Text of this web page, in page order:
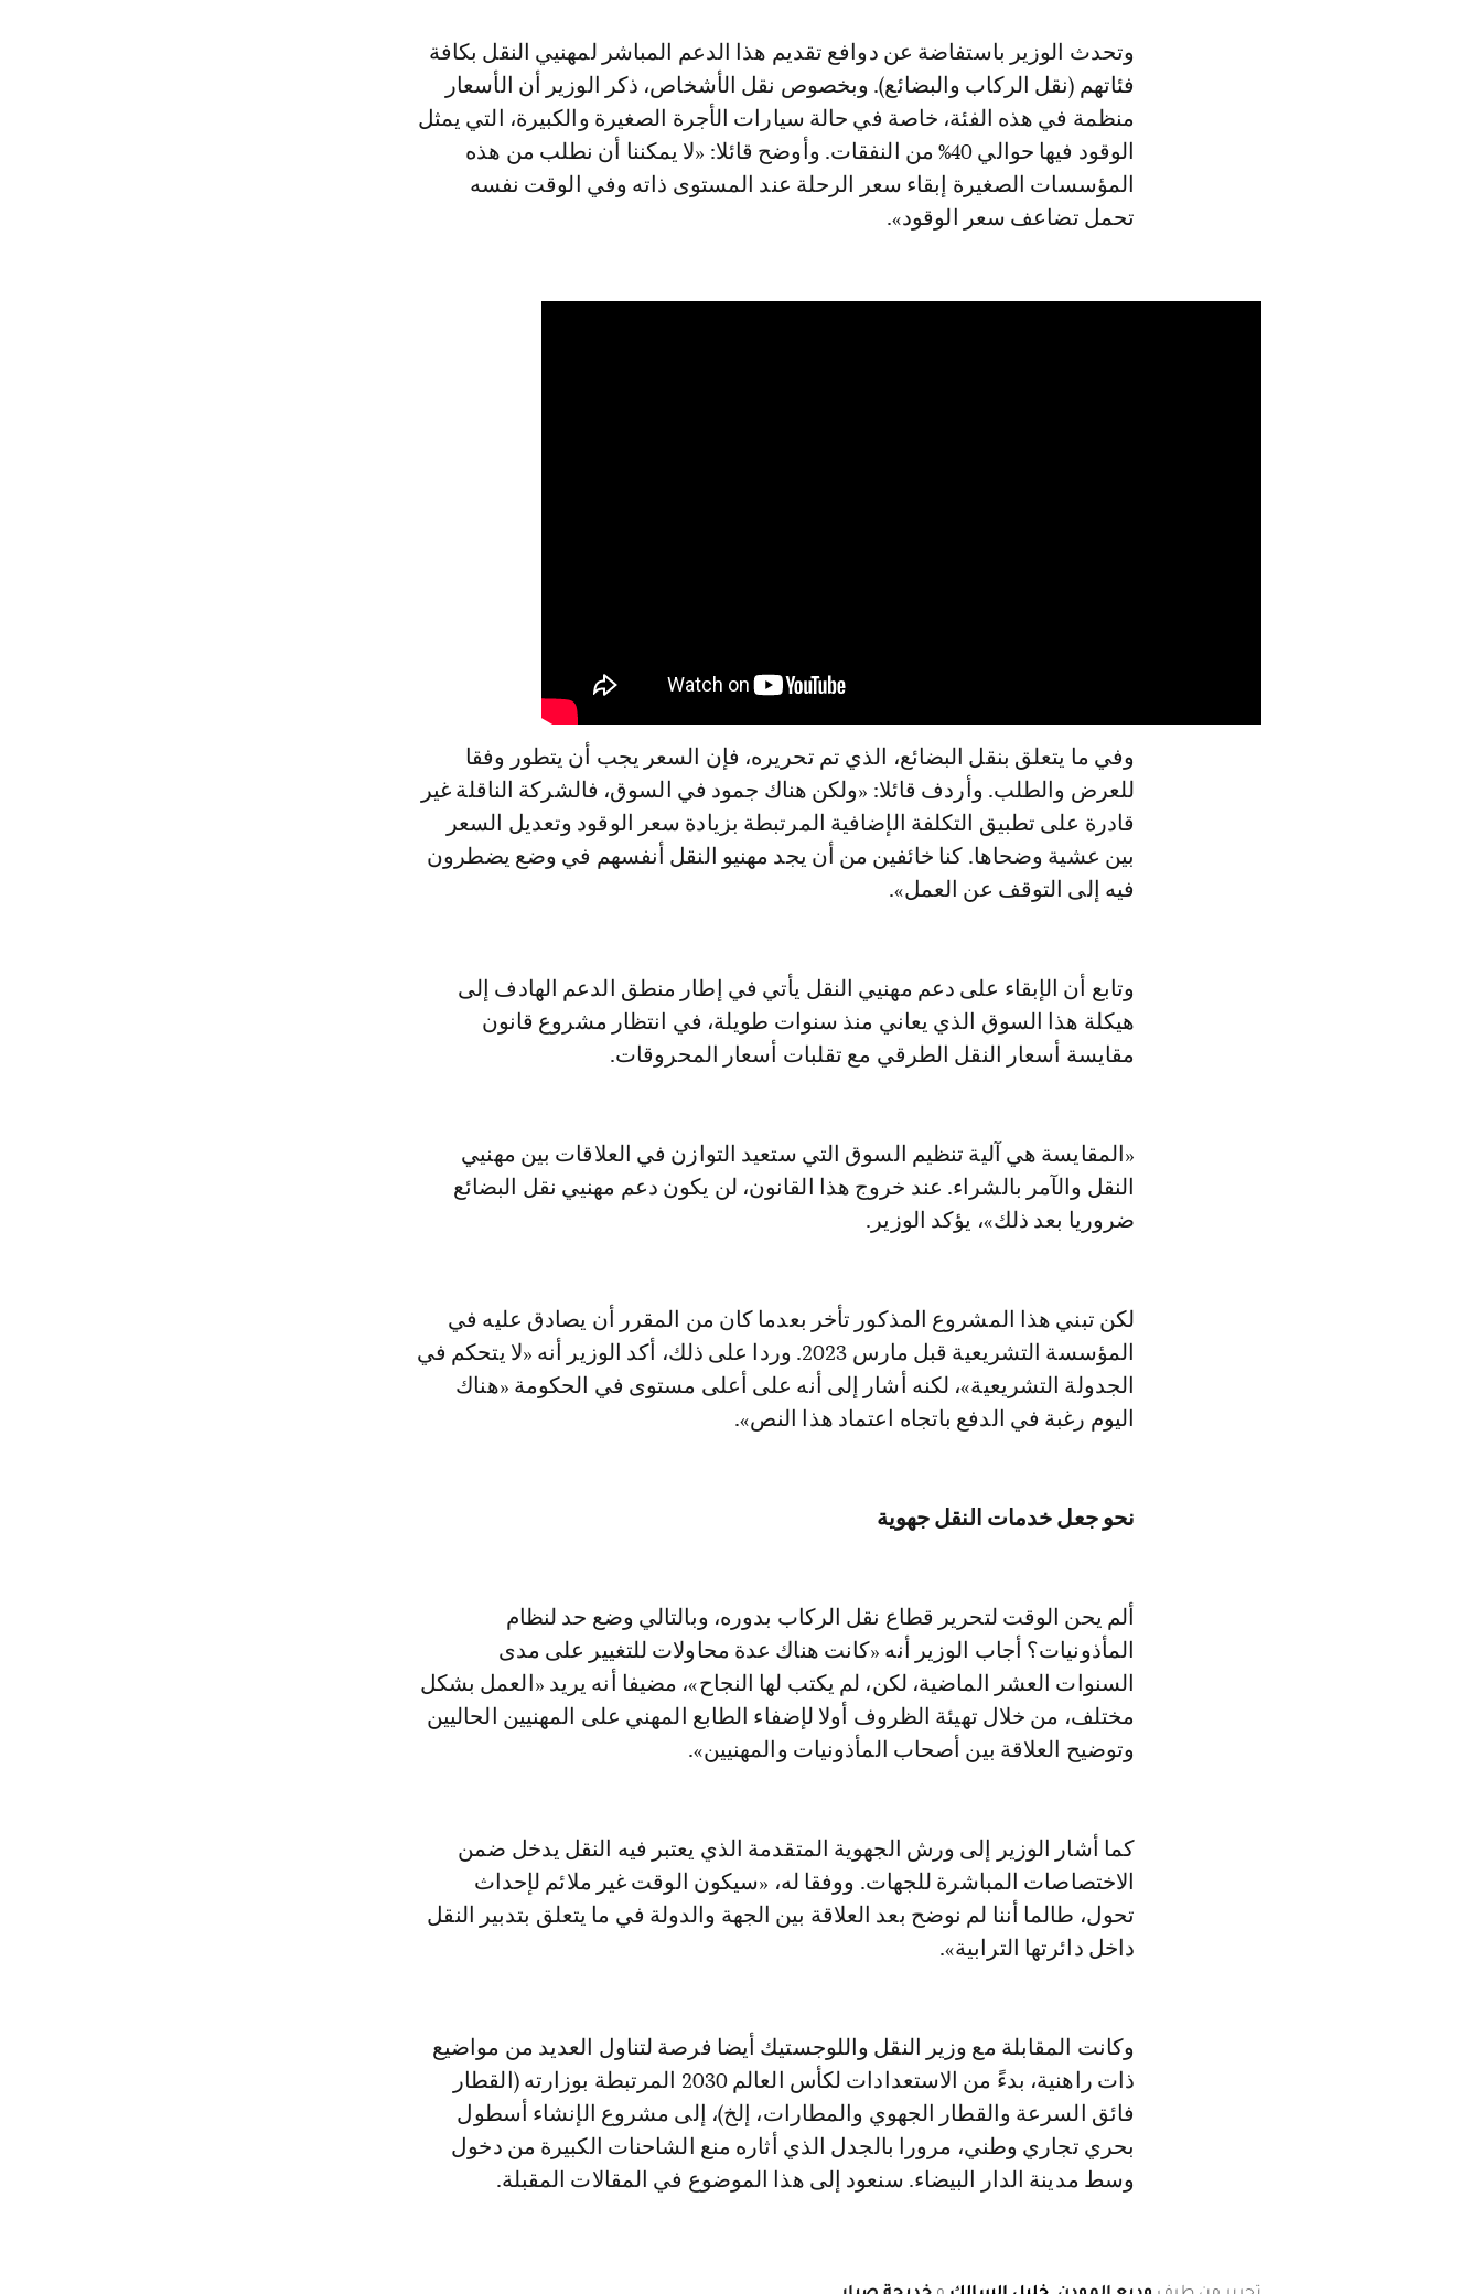
وتحدث الوزير باستفاضة عن دوافع تقديم هذا الدعم المباشر لمهنيي النقل بكافة
فئاتهم (نقل الركاب والبضائع). وبخصوص نقل الأشخاص، ذكر الوزير أن الأسعار
منظمة في هذه الفئة، خاصة في حالة سيارات الأجرة الصغيرة والكبيرة، التي يمثل
الوقود فيها حوالي 40% من النفقات. وأوضح قائلا: «لا يمكننا أن نطلب من هذه
المؤسسات الصغيرة إبقاء سعر الرحلة عند المستوى ذاته وفي الوقت نفسه
تحمل تضاعف سعر الوقود».
وفي ما يتعلق بنقل البضائع، الذي تم تحريره، فإن السعر يجب أن يتطور وفقا
للعرض والطلب. وأردف قائلا: «ولكن هناك جمود في السوق، فالشركة الناقلة غير
قادرة على تطبيق التكلفة الإضافية المرتبطة بزيادة سعر الوقود وتعديل السعر
بين عشية وضحاها. كنا خائفين من أن يجد مهنيو النقل أنفسهم في وضع يضطرون
فيه إلى التوقف عن العمل».
وتابع أن الإبقاء على دعم مهنيي النقل يأتي في إطار منطق الدعم الهادف إلى
هيكلة هذا السوق الذي يعاني منذ سنوات طويلة، في انتظار مشروع قانون
مقايسة أسعار النقل الطرقي مع تقلبات أسعار المحروقات.
«المقايسة هي آلية تنظيم السوق التي ستعيد التوازن في العلاقات بين مهنيي
النقل والآمر بالشراء. عند خروج هذا القانون، لن يكون دعم مهنيي نقل البضائع
ضروريا بعد ذلك»، يؤكد الوزير.
لكن تبني هذا المشروع المذكور تأخر بعدما كان من المقرر أن يصادق عليه في
المؤسسة التشريعية قبل مارس 2023. وردا على ذلك، أكد الوزير أنه «لا يتحكم في
الجدولة التشريعية»، لكنه أشار إلى أنه على أعلى مستوى في الحكومة «هناك
اليوم رغبة في الدفع باتجاه اعتماد هذا النص».
نحو جعل خدمات النقل جهوية
ألم يحن الوقت لتحرير قطاع نقل الركاب بدوره، وبالتالي وضع حد لنظام
المأذونيات؟ أجاب الوزير أنه «كانت هناك عدة محاولات للتغيير على مدى
السنوات العشر الماضية، لكن، لم يكتب لها النجاح»، مضيفا أنه يريد «العمل بشكل
مختلف، من خلال تهيئة الظروف أولا لإضفاء الطابع المهني على المهنيين الحاليين
وتوضيح العلاقة بين أصحاب المأذونيات والمهنيين».
كما أشار الوزير إلى ورش الجهوية المتقدمة الذي يعتبر فيه النقل يدخل ضمن
الاختصاصات المباشرة للجهات. ووفقا له، «سيكون الوقت غير ملائم لإحداث
تحول، طالما أننا لم نوضح بعد العلاقة بين الجهة والدولة في ما يتعلق بتدبير النقل
داخل دائرتها الترابية».
وكانت المقابلة مع وزير النقل واللوجستيك أيضا فرصة لتناول العديد من مواضيع
ذات راهنية، بدءً من الاستعدادات لكأس العالم 2030 المرتبطة بوزارته (القطار
فائق السرعة والقطار الجهوي والمطارات، إلخ)، إلى مشروع الإنشاء أسطول
بحري تجاري وطني، مرورا بالجدل الذي أثاره منع الشاحنات الكبيرة من دخول
وسط مدينة الدار البيضاء. سنعود إلى هذا الموضوع في المقالات المقبلة.
تحرير من طرف وديع المودن خليل السالك و خديجة صبار